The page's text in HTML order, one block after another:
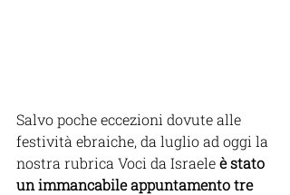
Salvo poche eccezioni dovute alle
festività ebraiche, da luglio ad oggi la
nostra rubrica Voci da Israele è stato
un immancabile appuntamento tre